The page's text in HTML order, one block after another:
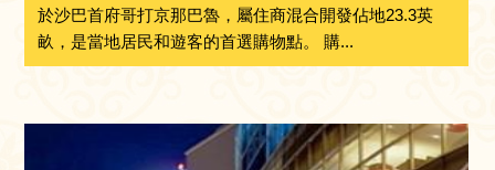
於沙巴首府哥打京那巴魯，屬住商混合開發佔地23.3英
畝，是當地居民和遊客的首選購物點。 購...